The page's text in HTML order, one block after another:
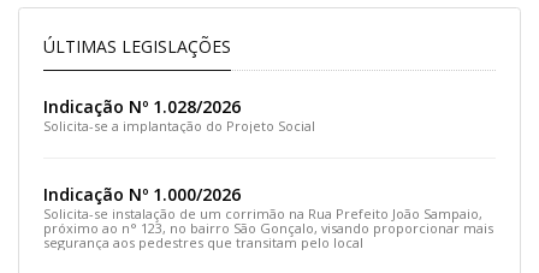
ÚLTIMAS LEGISLAÇÕES
Indicação Nº 1.028/2026
Solicita-se a implantação do Projeto Social
Indicação Nº 1.000/2026
Solicita-se instalação de um corrimão na Rua Prefeito João Sampaio,
próximo ao n° 123, no bairro São Gonçalo, visando proporcionar mais
segurança aos pedestres que transitam pelo local